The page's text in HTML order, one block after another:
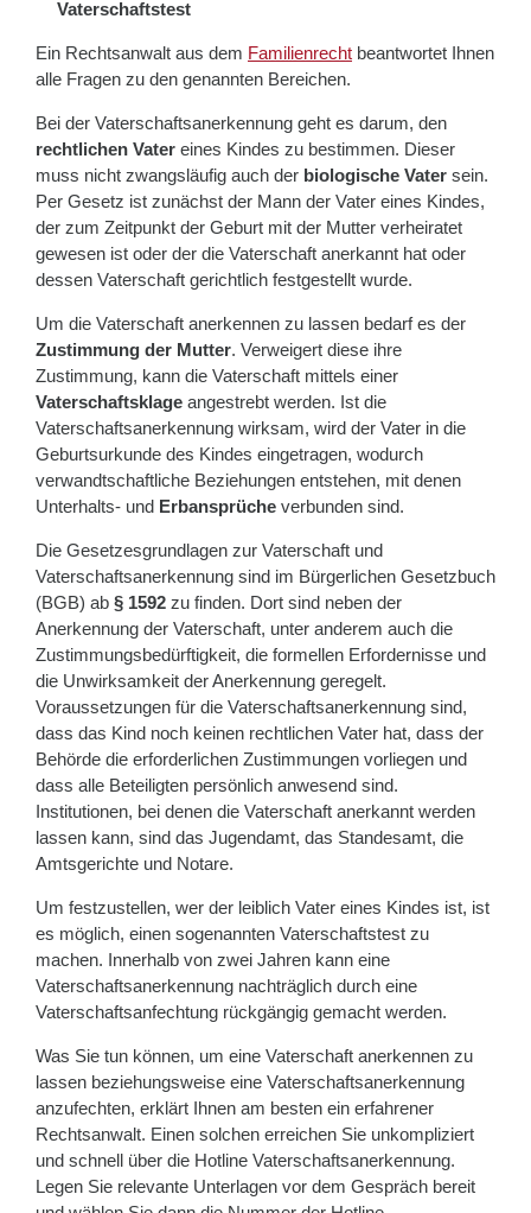
Vaterschaftstest
Ein Rechtsanwalt aus dem Familienrecht beantwortet Ihnen
alle Fragen zu den genannten Bereichen.
Bei der Vaterschaftsanerkennung geht es darum, den
rechtlichen Vater eines Kindes zu bestimmen. Dieser
muss nicht zwangsläufig auch der biologische Vater sein.
Per Gesetz ist zunächst der Mann der Vater eines Kindes,
der zum Zeitpunkt der Geburt mit der Mutter verheiratet
gewesen ist oder der die Vaterschaft anerkannt hat oder
dessen Vaterschaft gerichtlich festgestellt wurde.
Um die Vaterschaft anerkennen zu lassen bedarf es der
Zustimmung der Mutter. Verweigert diese ihre
Zustimmung, kann die Vaterschaft mittels einer
Vaterschaftsklage angestrebt werden. Ist die
Vaterschaftsanerkennung wirksam, wird der Vater in die
Geburtsurkunde des Kindes eingetragen, wodurch
verwandtschaftliche Beziehungen entstehen, mit denen
Unterhalts- und Erbansprüche verbunden sind.
Die Gesetzesgrundlagen zur Vaterschaft und
Vaterschaftsanerkennung sind im Bürgerlichen Gesetzbuch
(BGB) ab § 1592 zu finden. Dort sind neben der
Anerkennung der Vaterschaft, unter anderem auch die
Zustimmungsbedürftigkeit, die formellen Erfordernisse und
die Unwirksamkeit der Anerkennung geregelt.
Voraussetzungen für die Vaterschaftsanerkennung sind,
dass das Kind noch keinen rechtlichen Vater hat, dass der
Behörde die erforderlichen Zustimmungen vorliegen und
dass alle Beteiligten persönlich anwesend sind.
Institutionen, bei denen die Vaterschaft anerkannt werden
lassen kann, sind das Jugendamt, das Standesamt, die
Amtsgerichte und Notare.
Um festzustellen, wer der leiblich Vater eines Kindes ist, ist
es möglich, einen sogenannten Vaterschaftstest zu
machen. Innerhalb von zwei Jahren kann eine
Vaterschaftsanerkennung nachträglich durch eine
Vaterschaftsanfechtung rückgängig gemacht werden.
Was Sie tun können, um eine Vaterschaft anerkennen zu
lassen beziehungsweise eine Vaterschaftsanerkennung
anzufechten, erklärt Ihnen am besten ein erfahrener
Rechtsanwalt. Einen solchen erreichen Sie unkompliziert
und schnell über die Hotline Vaterschaftsanerkennung.
Legen Sie relevante Unterlagen vor dem Gespräch bereit